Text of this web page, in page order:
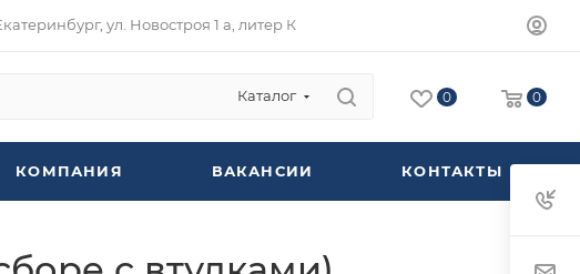
ул. Новостроя 1 а, литер К
Каталог 0 0
КОМПАНИЯ ВАКАНСИИ КОНТАКТЫ